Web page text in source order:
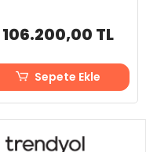
106.200,00 TL
Sepete Ekle